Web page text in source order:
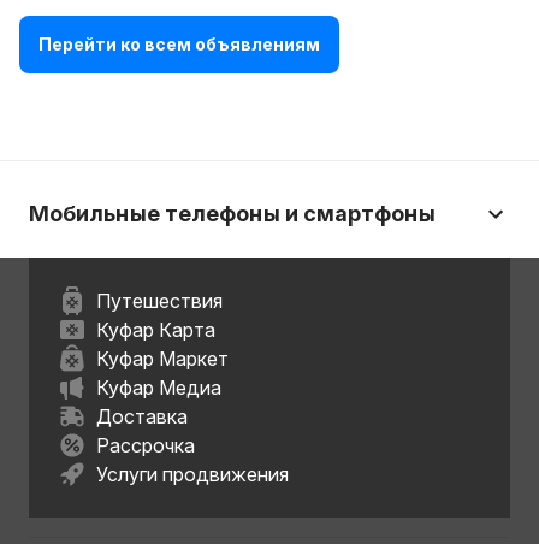
Перейти ко всем объявлениям
Мобильные телефоны и смартфоны
Путешествия
Куфар Карта
Куфар Маркет
Куфар Медиа
Доставка
Рассрочка
Услуги продвижения